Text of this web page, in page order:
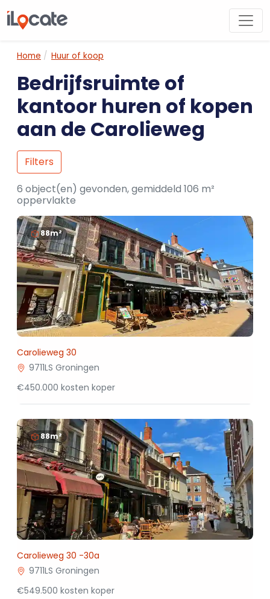
Home Huur of koop
Bedrijfsruimte of
kantoor huren of kopen
aan de Carolieweg
Filters
6 object(en) gevonden, gemiddeld 106 m²
oppervlakte
88m²
Carolieweg 30
9711LS Groningen
€450.000 kosten koper
88m²
Carolieweg 30 -30a
9711LS Groningen
€549.500 kosten koper